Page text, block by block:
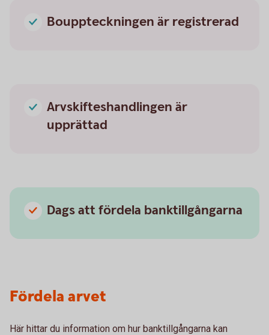
Bouppteckningen är registrerad
Arvskifteshandlingen är
upprättad
Dags att fördela banktillgångarna
Fördela arvet
Här hittar du information om hur banktillgångarna kan